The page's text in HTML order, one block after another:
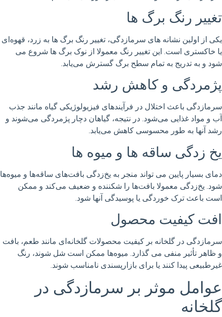
تغییر رنگ برگ ها
یکی از اولین نشانه های سرمازدگی، تغییر رنگ برگ ها به زرد، قهوه‌ای
یا خاکستری است. این تغییر رنگ معمولا از نوک برگ ها شروع می
شود و به تدریج به تمام سطح برگ گسترش می‌یابد.
پژمردگی و کاهش رشد
سرمازدگی باعث اختلال در فرآیندهای فیزیولوژیکی گیاه مانند جذب
آب و مواد غذایی می‌شود. در نتیجه، گیاهان دچار پژمردگی می‌شوند و
رشد آنها به طور محسوسی کاهش می‌یابد.
یخ زدگی ساقه ها و میوه ها
دمای بسیار پایین می تواند منجر به یخ‌زدگی بافت‌های ساقه‌ها و میوه‌ها
شود. یخ‌زدگی معمولا بافت‌ها را شکننده و ضعیف می‌کند و ممکن
است باعث ترک خوردگی یا پوسیدگی آنها شود.
افت کیفیت محصول
سرمازدگی در گلخانه بر کیفیت محصولات گلخانه‌ای مانند طعم، بافت
و ظاهر تأثیر منفی می گذارد. میوه‌ها ممکن است شل شوند، رنگ
غیرطبیعی پیدا کنند یا برای بازارپسندی نامناسب شوند.
عوامل موثر بر سرمازدگی در
گلخانه